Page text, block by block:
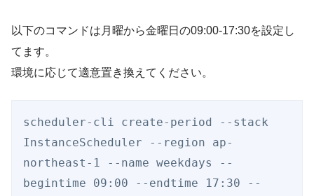
以下のコマンドは月曜から金曜日の09:00-17:30を設定し
てます。
環境に応じて適意置き換えてください。
scheduler-cli create-period --stack
InstanceScheduler --region ap-
northeast-1 --name weekdays --
begintime 09:00 --endtime 17:30 --